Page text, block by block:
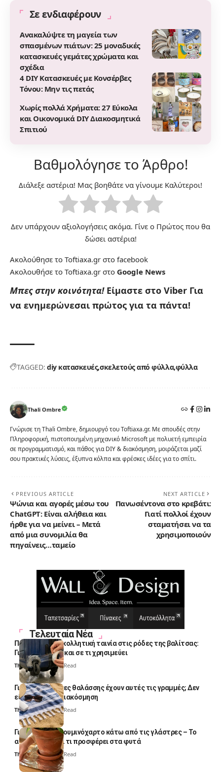
Σε ενδιαφέρουν
Ανακαλύψτε τη μαγεία των
σπασμένων πιάτων: 25 μοναδικές
κατασκευές γεμάτες χρώματα και
σχέδια
4 DIY Κατασκευές με Kονσέρβες
Τόνου: Μην τις πετάς
Χωρίς πολλά Χρήματα: 27 Εύκολα
και Οικονομικά DIY Διακοσμητικά
Σπιτιού
Βαθμολόγησε το Άρθρο!
Διάλεξε αστέρια! Μας βοηθάτε να γίνουμε Καλύτεροι!
Δεν υπάρχουν αξιολογήσεις ακόμα. Γίνε ο Πρώτος που θα
δώσει αστέρια!
Ακολούθησε το Toftiaxa.gr στο facebook
Ακολουθήσε το Toftiaxa.gr στο Google News
Μπες στην κοινότητα! Είμαστε στο Viber Για
να ενημερώνεσαι πρώτος για τα πάντα!
TAGGED: diy κατασκευέςσκελετούς από φύλλα φύλλα
Thali Ombre
Γνώρισε τη Thali Ombre, δημιουργό του Toftiaxa.gr. Με σπουδές στην
Πληροφορική, πιστοποιημένη μηχανικό Microsoft με πολυετή εμπειρία
σε προγραμματισμό, και πάθος για DIY & διακόσμηση, μοιράζεται μαζί
σου πρακτικές λύσεις, έξυπνα κόλπα και φρέσκες ιδέες για το σπίτι.
PREVIOUS ARTICLE
Ψώνια και αγορές μέσω του
ChatGPT: Είναι αλήθεια και
ήρθε για να μείνει – Μετά
από μια συνομιλία θα
πηγαίνεις…ταμείο
NEXT ARTICLE
Πανωσέντονα στο κρεβάτι:
Γιατί πολλοί έχουν
σταματήσει να τα
χρησιμοποιούν
Τελευταία Νέα
Πολλοί βάζουν κολλητική ταινία στις ρόδες της βαλίτσας:
Γιατί το κάνουν και σε τι χρησιμεύει
Thali Ombre4 Min Read
Γιατί οι πετσέτες θαλάσσης έχουν αυτές τις γραμμές; Δεν
είναι μόνο για διακόσμηση
Thali Ombre5 Min Read
Γιατί βάζουν αλουμινόχαρτο κάτω από τις γλάστρες – Το
απλό κόλπο και τι προσφέρει στα φυτά
Thali Ombre4 Min Read